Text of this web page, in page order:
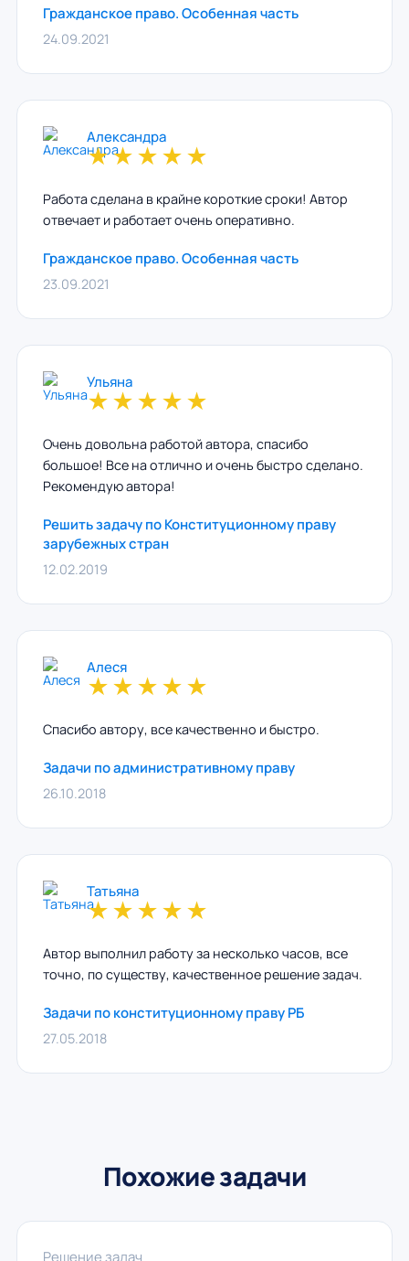
Гражданское право. Особенная часть
24.09.2021
Александра
★★★★★
Работа сделана в крайне короткие сроки! Автор
отвечает и работает очень оперативно.
Гражданское право. Особенная часть
23.09.2021
Ульяна
★★★★★
Очень довольна работой автора, спасибо
большое! Все на отлично и очень быстро сделано.
Рекомендую автора!
Решить задачу по Конституционному праву
зарубежных стран
12.02.2019
Алеся
★★★★★
Спасибо автору, все качественно и быстро.
Задачи по административному праву
26.10.2018
Татьяна
★★★★★
Автор выполнил работу за несколько часов, все
точно, по существу, качественное решение задач.
Задачи по конституционному праву РБ
27.05.2018
Похожие задачи
Решение задач